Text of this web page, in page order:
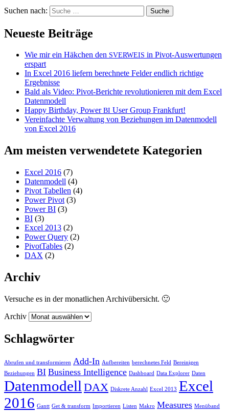
Suchen nach:
Neueste Beiträge
Wie mir ein Häkchen den SVERWEIS in Pivot-Auswertungen
erspart
In Excel 2016 liefern berechnete Felder endlich richtige
Ergebnisse
Bald als Video: Pivot-Berichte revolutionieren mit dem Excel
Datenmodell
Happy Birthday, PowerBI User Group Frankfurt!
Vereinfachte Verwaltung von Beziehungen im Datenmodell
von Excel 2016
Am meisten verwendetete Kategorien
Excel 2016 (7)
Datenmodell (4)
Pivot Tabellen (4)
Power Pivot (3)
Power BI (3)
BI (3)
Excel 2013 (2)
Power Query (2)
PivotTables (2)
DAX (2)
Archiv
Versuche es in der monatlichen Archivübersicht. 🙂
Archiv
Schlagwörter
Abrufen und transformieren Add-In Aufbereiten berechnetes Feld Bereinigen
Beziehungen BI Business Intelligence Dashboard Data Explorer Daten
Datenmodell DAX Diskrete Anzahl Excel 2013 Excel
2016 Gantt Get & transform Importieren Listen Makro Measures Menüband